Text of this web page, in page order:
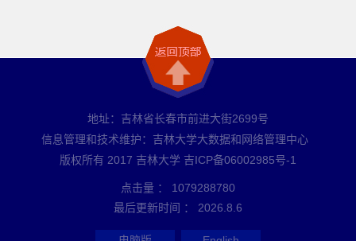
地址：吉林省长春市前进大街2699号
信息管理和技术维护：吉林大学大数据和网络管理中心
版权所有 2017 吉林大学 吉ICP备06002985号-1
点击量 ： 1079288780
最后更新时间 ： 2026 8 6